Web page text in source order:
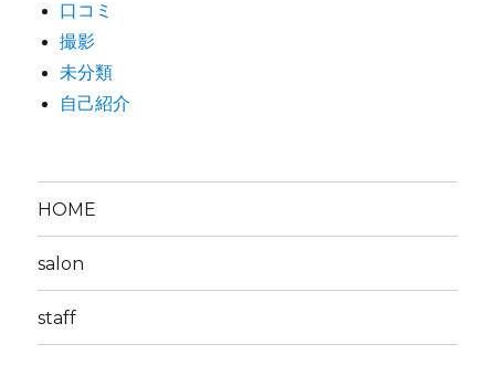
口コミ
撮影
未分類
自己紹介
HOME
salon
staff